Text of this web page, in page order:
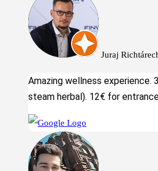
Juraj
Amazing wellness experience.
steam herbal). 12€ for